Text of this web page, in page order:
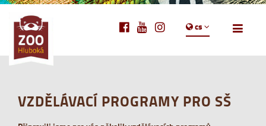
cs
VZDĚLÁVACÍ PROGRAMY PRO SŠ